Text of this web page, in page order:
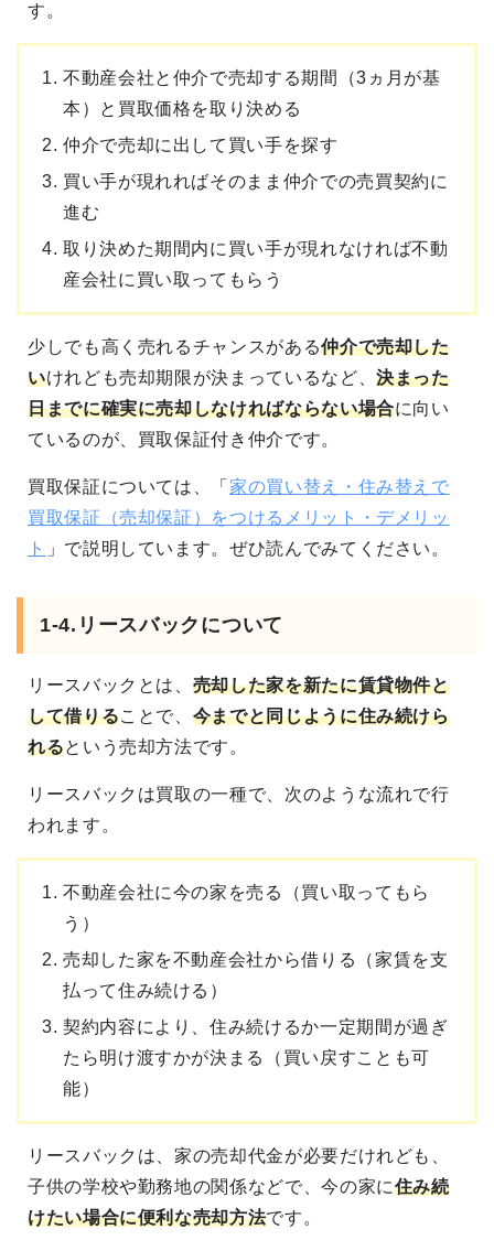
す。
不動産会社と仲介で売却する期間（3ヵ月が基
本）と買取価格を取り決める
仲介で売却に出して買い手を探す
買い手が現れればそのまま仲介での売買契約に
進む
取り決めた期間内に買い手が現れなければ不動
産会社に買い取ってもらう
少しでも高く売れるチャンスがある仲介で売却した
いけれども売却期限が決まっているなど、決まった
日までに確実に売却しなければならない場合に向い
ているのが、買取保証付き仲介です。
買取保証については、「 家の買い替え・住み替えで
買取保証（売却保証）をつけるメリット・デメリッ
ト 」で説明しています。ぜひ読んでみてください。
1-4.リースバックについて
リースバック とは、 売却した家を新たに賃貸物件と
して借りることで、 今までと同じように住み続けら
れるという売却方法です。
リースバックは買取の一種で、次のような流れで行
われます。
不動産会社に今の家を売る（買い取ってもら
う）
売却した家を不動産会社から借りる（家賃を支
払って住み続ける）
契約内容により、住み続けるか一定期間が過ぎ
たら明け渡すかが決まる（買い戻すことも可
能）
リースバックは、家の売却代金が必要だけれども、
子供の学校や勤務地の関係などで、今の家に住み続
けたい場合に便利な売却方法です。